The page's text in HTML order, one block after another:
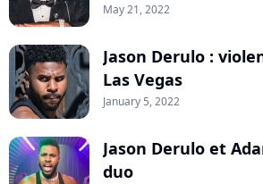
May 21, 2022
Jason Derulo :
Las Vegas
January 5, 2022
Jason Derulo et
duo